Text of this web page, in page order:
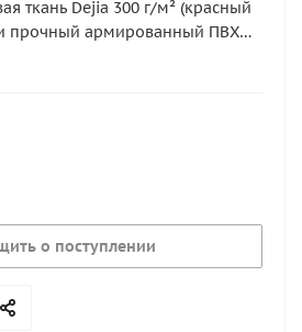
ткань Dejia 300 г/м² (красный
прочный армированный ПВХ
и ремонта тентов,
суровых климатических
о поступлении